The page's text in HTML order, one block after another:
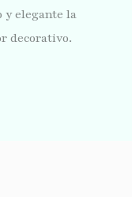
y elegante la
decorativo.